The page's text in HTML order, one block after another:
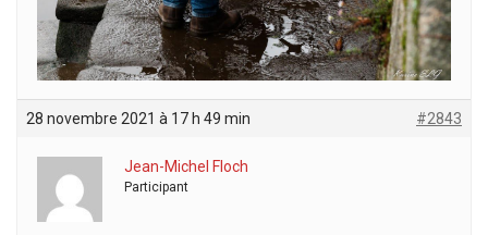
28 novembre 2021 à 17 h 49 min #2843
Jean-Michel Floch
Participant